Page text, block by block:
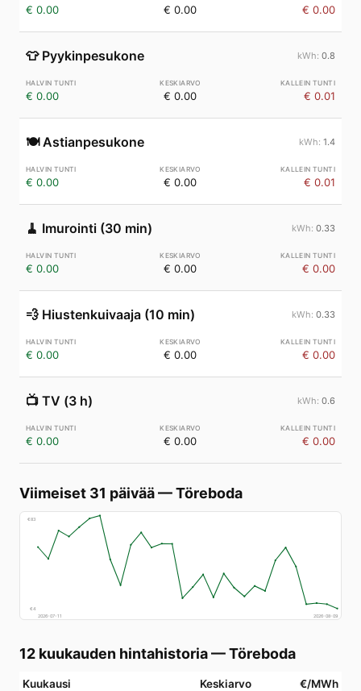
€ 0.00 € 0.00 € 0.00
👕 Pyykinpesukone 0.8
€ 0.00 € 0.00 € 0.01
🍽️ Astianpesukone 1.4
€ 0.00 € 0.00 € 0.01
🧹 Imurointi (30 min) 0.33
€ 0.00 € 0.00 € 0.00
💨 Hiustenkuivaaja (10 min) 0.33
€ 0.00 € 0.00 € 0.00
📺 TV (3 h) 0.6
€ 0.00 € 0.00 € 0.00
Viimeiset 31 päivää—Töreboda
€83
€4
2026-07-11
2026-08-09
12 kuukauden hintahistoria—Töreboda
Kuukausi Keskiarvo €/MWh